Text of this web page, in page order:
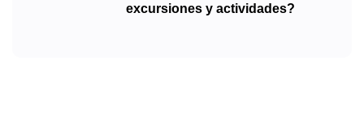
excursiones y actividades?